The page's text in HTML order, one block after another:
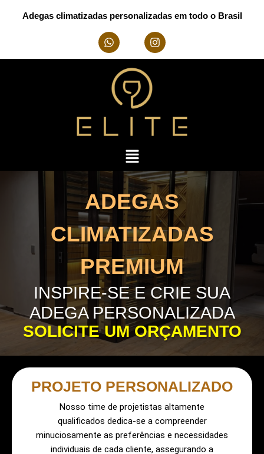
Adegas climatizadas personalizadas em todo o Brasil
ADEGAS
CLIMATIZADAS
PREMIUM
INSPIRE-SE E CRIE SUA
ADEGA PERSONALIZADA
SOLICITE UM ORÇAMENTO
PROJETO PERSONALIZADO
Nosso time de projetistas altamente
qualificados dedica-se a compreender
minuciosamente as preferências e necessidades
individuais de cada cliente, assegurando a